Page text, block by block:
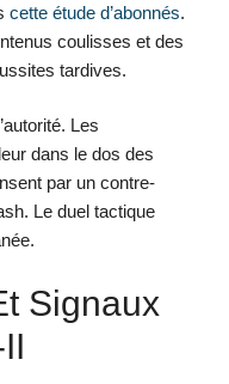
cette étude d’abonnés.
coulisses et des
tardives.
Les
dans le dos des
par un contre-
Le duel tactique
Signaux